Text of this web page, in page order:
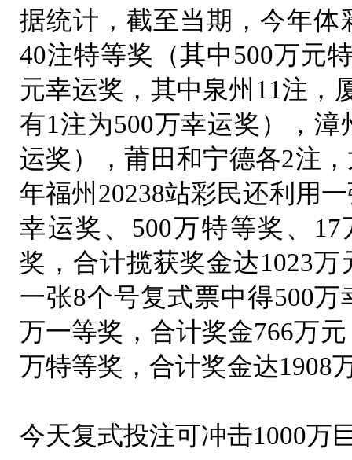
据统计，截至当期，今年体
40注特等奖（其中500万元
元幸运奖，其中泉州11注，
有1注为500万幸运奖），
运奖），莆田和宁德各2注
年福州20238站彩民还利用
幸运奖、500万特等奖、
奖，合计揽获奖金达1023
一张8个号复式票中得500
万一等奖，合计奖金766万
万特等奖，合计奖金达1908
今天复式投注可冲击1000万